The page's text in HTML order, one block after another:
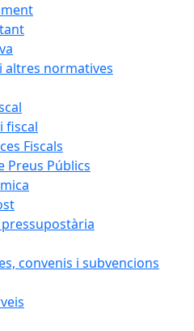
altres normatives
fiscal
Fiscals
Preus Públics
pressupostària
convenis i subvencions